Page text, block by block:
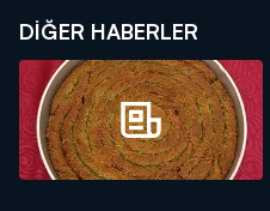
DIĞER HABERLER